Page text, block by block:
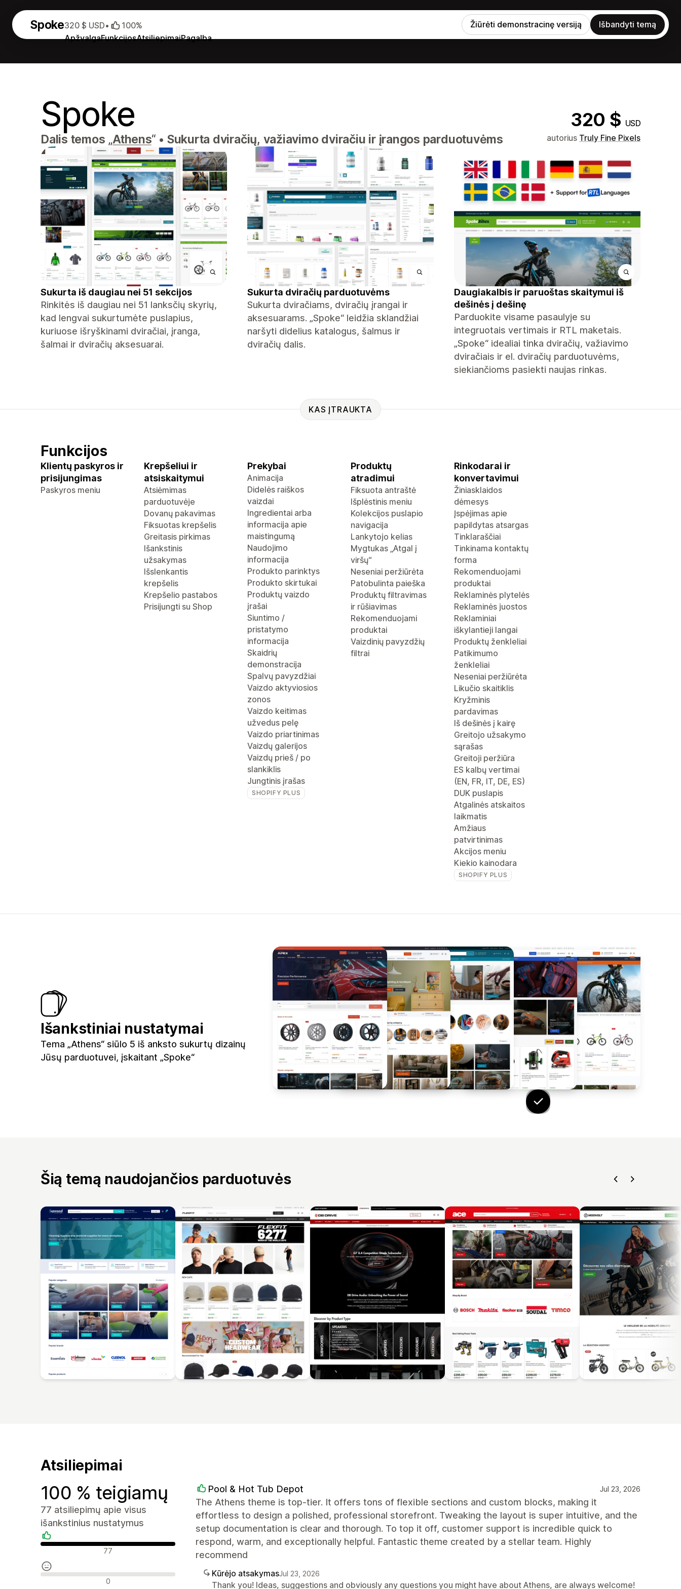
Spoke
ApžvalgaFunkcijosAtsiliepimaiPagalba
320 $ USD• 100% Žiūrėti demonstracinę versiją Išbandyti temą
Spoke 320 $ USD
Dalis temos „Athens“ • Sukurta dviračių, važiavimo dviračiu ir įrangos parduotuvėms autorius Truly Fine Pixels
Sukurta iš daugiau nei 51 sekcijos
Rinkitės iš daugiau nei 51 lanksčių skyrių,
kad lengvai sukurtumėte puslapius,
kuriuose išryškinami dviračiai, įranga,
šalmai ir dviračių aksesuarai.
Sukurta dviračių parduotuvėms
Sukurta dviračiams, dviračių įrangai ir
aksesuarams. „Spoke“ leidžia sklandžiai
naršyti didelius katalogus, šalmus ir
dviračių dalis.
Daugiakalbis ir paruoštas skaitymui iš
dešinės į dešinę
Parduokite visame pasaulyje su
integruotais vertimais ir RTL maketais.
„Spoke“ idealiai tinka dviračių, važiavimo
dviračiais ir el. dviračių parduotuvėms,
siekiančioms pasiekti naujas rinkas.
KAS ĮTRAUKTA
Funkcijos
Klientų paskyros ir
prisijungimas
Paskyros meniu
Krepšeliui ir
atsiskaitymui
Atsiėmimas
parduotuvėje
Dovanų pakavimas
Fiksuotas krepšelis
Greitasis pirkimas
Išankstinis
užsakymas
Išslenkantis
krepšelis
Krepšelio pastabos
Prisijungti su Shop
Prekybai
Animacija
Didelės raiškos
vaizdai
Ingredientai arba
informacija apie
maistingumą
Naudojimo
informacija
Produkto parinktys
Produkto skirtukai
Produktų vaizdo
įrašai
Siuntimo /
pristatymo
informacija
Skaidrių
demonstracija
Spalvų pavyzdžiai
Vaizdo aktyviosios
zonos
Vaizdo keitimas
užvedus pelę
Vaizdo priartinimas
Vaizdų galerijos
Vaizdų prieš / po
slankiklis
Jungtinis įrašas
SHOPIFY PLUS
Produktų
atradimui
Fiksuota antraštė
Išplėstinis meniu
Kolekcijos puslapio
navigacija
Lankytojo kelias
Mygtukas „Atgal į
viršų“
Neseniai peržiūrėta
Patobulinta paieška
Produktų filtravimas
ir rūšiavimas
Rekomenduojami
produktai
Vaizdinių pavyzdžių
filtrai
Rinkodarai ir
konvertavimui
Žiniasklaidos
dėmesys
Įspėjimas apie
papildytas atsargas
Tinklaraščiai
Tinkinama kontaktų
forma
Rekomenduojami
produktai
Reklaminės plytelės
Reklaminės juostos
Reklaminiai
iškylantieji langai
Produktų ženkleliai
Patikimumo
ženkleliai
Neseniai peržiūrėta
Likučio skaitiklis
Kryžminis
pardavimas
Iš dešinės į kairę
Greitojo užsakymo
sąrašas
Greitoji peržiūra
ES kalbų vertimai
(EN, FR, IT, DE, ES)
DUK puslapis
Atgalinės atskaitos
laikmatis
Amžiaus
patvirtinimas
Akcijos meniu
Kiekio kainodara
SHOPIFY PLUS
Išankstiniai nustatymai
Tema „Athens“ siūlo 5 iš anksto sukurtų dizainų
Jūsų parduotuvei, įskaitant „Spoke“
Šią temą naudojančios parduotuvės
Atsiliepimai
100 % teigiamų
77 atsiliepimų apie visus
išankstinius nustatymus
Teigiami atsiliepimai
77
Neutralūs atsiliepimai
0
Pool & Hot Tub Depot Jul 23, 2026
The Athens theme is top-tier. It offers tons of flexible sections and custom blocks, making it
effortless to design a polished, professional storefront. Tweaking the layout is super intuitive, and the
setup documentation is clear and thorough. To top it off, customer support is incredible quick to
respond, warm, and exceptionally helpful. Fantastic theme created by a stellar team. Highly
recommend
Kūrėjo atsakymasJul 23, 2026
Thank you! Ideas, suggestions and obviously any questions you might have about Athens, are always welcome!